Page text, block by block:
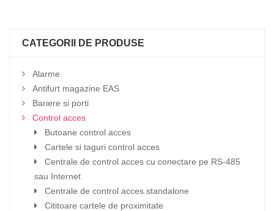
CATEGORII DE PRODUSE
Alarme
Antifurt magazine EAS
Bariere si porti
Control acces
Butoane control acces
Cartele si taguri control acces
Centrale de control acces cu conectare pe RS-485
sau Internet
Centrale de control acces standalone
Cititoare cartele de proximitate